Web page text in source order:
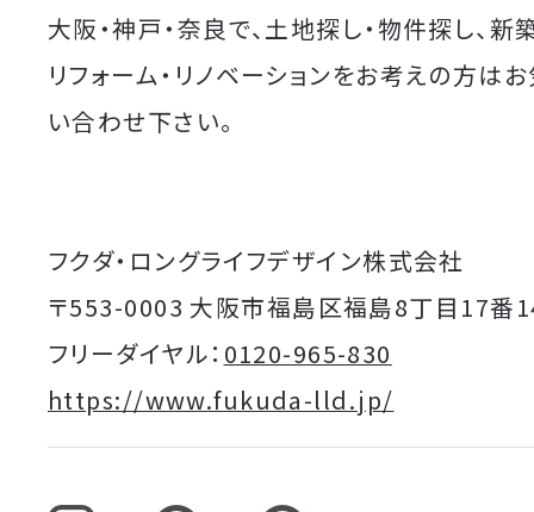
大阪・神戸・奈良で、土地探し・物件探し、新
リフォーム・リノベーションをお考えの方は
い合わせ下さい。
フクダ・ロングライフデザイン株式会社
〒553-0003 大阪市福島区福島8丁目17番
フリーダイヤル： 0120-965-830
https://www.fukuda-lld.jp/